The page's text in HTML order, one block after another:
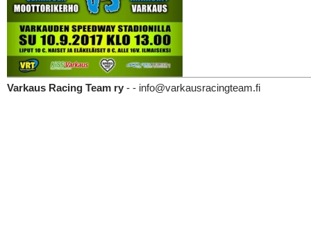
Varkaus Racing Team ry - - info@varkausracingteam.fi